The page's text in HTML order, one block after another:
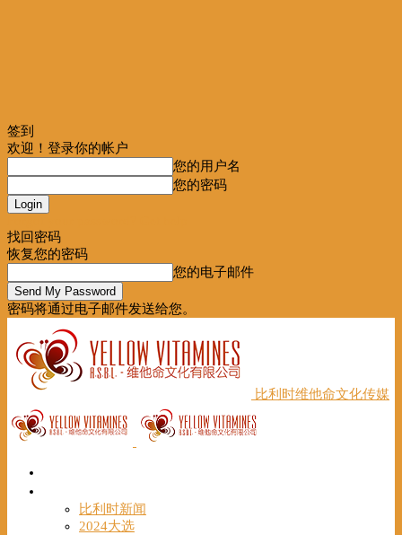
签到
欢迎！登录你的帐户
您的用户名
您的密码
找回密码
恢复您的密码
您的电子邮件
密码将通过电子邮件发送给您。
比利时维他命文化传媒
比利时新闻
2024大选